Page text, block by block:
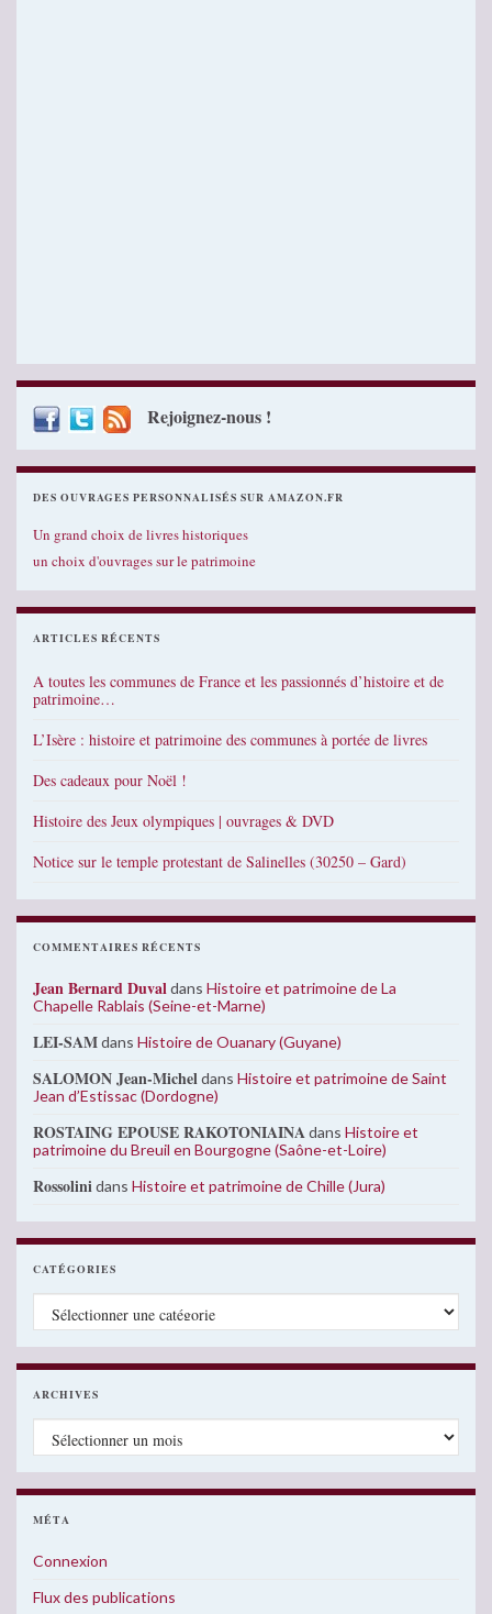
Rejoignez-nous !
DES OUVRAGES PERSONNALISÉS SUR AMAZON.FR
Un grand choix de livres historiques
un choix d'ouvrages sur le patrimoine
ARTICLES RÉCENTS
A toutes les communes de France et les passionnés d’histoire et de
patrimoine…
L’Isère : histoire et patrimoine des communes à portée de livres
Des cadeaux pour Noël !
Histoire des Jeux olympiques | ouvrages & DVD
Notice sur le temple protestant de Salinelles (30250 – Gard)
COMMENTAIRES RÉCENTS
Jean Bernard Duvaldans Histoire et patrimoine de La
Chapelle Rablais (Seine-et-Marne)
LEI-SAMdans Histoire de Ouanary (Guyane)
SALOMON Jean-Micheldans Histoire et patrimoine de Saint
Jean d’Estissac (Dordogne)
ROSTAING EPOUSE RAKOTONIAINAdans Histoire et
patrimoine du Breuil en Bourgogne (Saône-et-Loire)
Rossolinidans Histoire et patrimoine de Chille (Jura)
CATÉGORIES
Catégories
ARCHIVES
Archives
MÉTA
Connexion
Flux des publications